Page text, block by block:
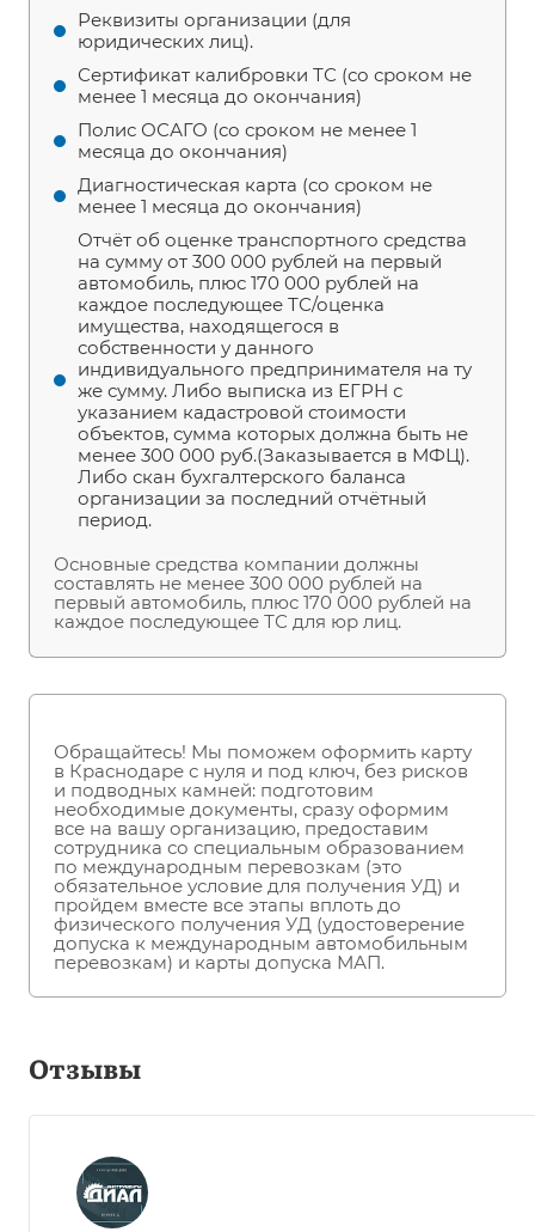
Реквизиты организации (для
юридических лиц).
Сертификат калибровки ТС (со сроком не
менее 1 месяца до окончания)
Полис ОСАГО (со сроком не менее 1
месяца до окончания)
Диагностическая карта (со сроком не
менее 1 месяца до окончания)
Отчёт об оценке транспортного средства
на сумму от 300 000 рублей на первый
автомобиль, плюс 170 000 рублей на
каждое последующее ТС/оценка
имущества, находящегося в
собственности у данного
индивидуального предпринимателя на ту
же сумму. Либо выписка из ЕГРН с
указанием кадастровой стоимости
объектов, сумма которых должна быть не
менее 300 000 руб.(Заказывается в МФЦ).
Либо скан бухгалтерского баланса
организации за последний отчётный
период.
Основные средства компании должны
составлять не менее 300 000 рублей на
первый автомобиль, плюс 170 000 рублей на
каждое последующее ТС для юр лиц.
Обращайтесь! Мы поможем оформить карту
в Краснодаре с нуля и под ключ, без рисков
и подводных камней: подготовим
необходимые документы, сразу оформим
все на вашу организацию, предоставим
сотрудника со специальным образованием
по международным перевозкам (это
обязательное условие для получения УД) и
пройдем вместе все этапы вплоть до
физического получения УД (удостоверение
допуска к международным автомобильным
перевозкам) и карты допуска МАП.
Отзывы